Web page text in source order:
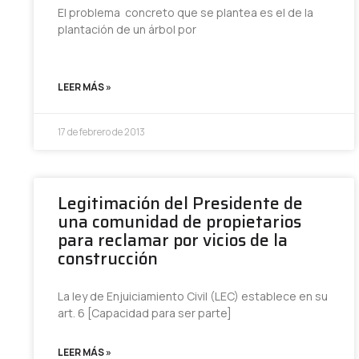
El problema concreto que se plantea es el de la
plantación de un árbol por
LEER MÁS »
17 de febrero de 2013
Legitimación del Presidente de
una comunidad de propietarios
para reclamar por vicios de la
construcción
La ley de Enjuiciamiento Civil (LEC) establece en su
art. 6 [Capacidad para ser parte]
LEER MÁS »